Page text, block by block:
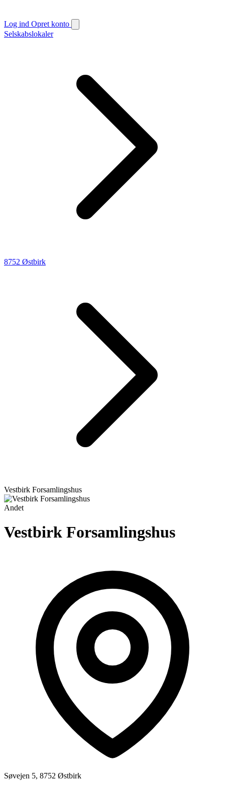
Log ind Opret konto
Selskabslokaler
8752 Østbirk
Vestbirk Forsamlingshus
Andet
Vestbirk Forsamlingshus
Søvejen 5, 8752 Østbirk